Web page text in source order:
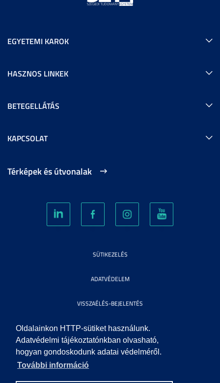
Oldalainkon HTTP-sütiket használunk.
Adatvédelmi tájékoztatónkban olvasható,
hogyan gondoskodunk adatai védelméről.
További információ
EGYETEMI KAROK
HASZNOS LINKEK
BETEGELLÁTÁS
KAPCSOLAT
Térképek és útvonalak
SÜTIKEZELÉS
ADATVÉDELEM
VISSZAÉLÉS-BEJELENTÉS
KÖZÉRDEKŰ ADATOK
IMPRESSZUM